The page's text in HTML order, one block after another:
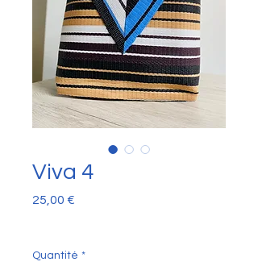
Viva 4
25,00 €
Quantité *